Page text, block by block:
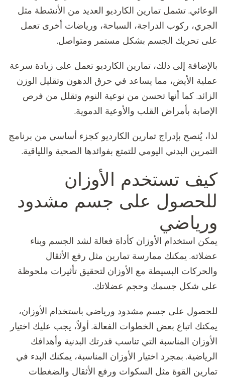
الوعائي. تشمل تمارين الكارديو العديد من الأنشطة مثل
الجري، ركوب الدراجة، السباحة، ورياضات أخرى تعمل
على تحريك الجسم بشكل مستمر ومتواصل.
بالإضافة إلى ذلك، تمارين الكارديو تعمل على زيادة سرعة
عملية الأيض، مما يساعد في حرق الدهون وتقليل الوزن
الزائد. كما أنها تحسن من نوعية النوم وتقلل من فرص
الإصابة بأمراض القلب والأوعية الدموية.
لذا، يُنصح بإدراج تمارين الكارديو كجزء أساسي من برنامج
التمرين البدني اليومي للتمتع بفوائدها الصحية واللياقية.
كيف تستخدم الأوزان
للحصول على جسم مشدود
ورياضي
يمكن استخدام الأوزان كأداة فعالة لشد الجسم وبناء
عضلاته. يمكنك ممارسة تمارين مثل رفع الأثقال
والحركات البسيطة مع الأوزان لتحقيق تأثيرات ملحوظة
على شكل جسمك وحجم عضلاتك.
للحصول على جسم مشدود ورياضي باستخدام الأوزان،
يمكنك اتباع بعض الخطوات الفعالة. أولاً، يجب عليك اختيار
الأوزان المناسبة التي تناسب قدرتك البدنية وأهدافك
الرياضية. بمجرد اختيار الأوزان المناسبة، يمكنك البدء في
تمارين القوة مثل السكوات ورفع الأثقال والضغطات